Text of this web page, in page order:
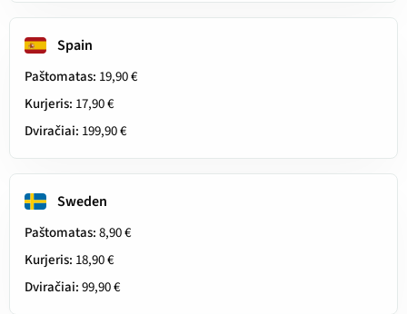
Spain
Paštomatas: 19,90 €
Kurjeris: 17,90 €
Dviračiai: 199,90 €
Sweden
Paštomatas:8,90 €
Kurjeris: 18,90 €
Dviračiai:99,90 €